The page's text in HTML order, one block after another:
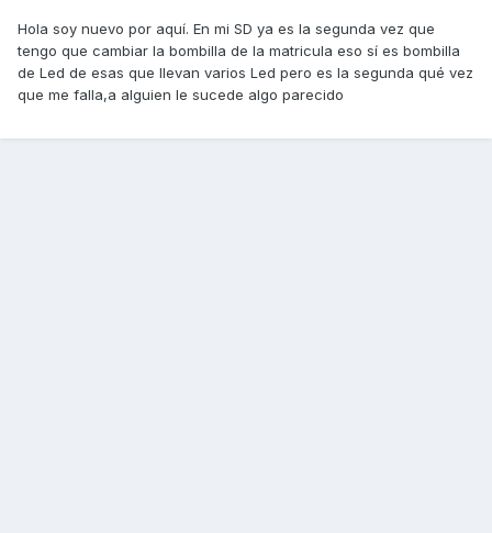
Hola soy nuevo por aquí. En mi SD ya es la segunda vez que
tengo que cambiar la bombilla de la matricula eso sí es bombilla
de Led de esas que llevan varios Led pero es la segunda qué vez
que me falla,a alguien le sucede algo parecido